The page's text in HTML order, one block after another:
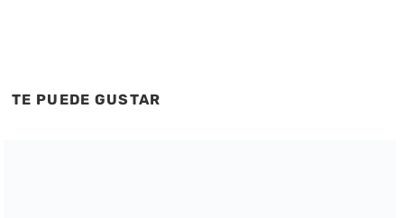
TE PUEDE GUSTAR